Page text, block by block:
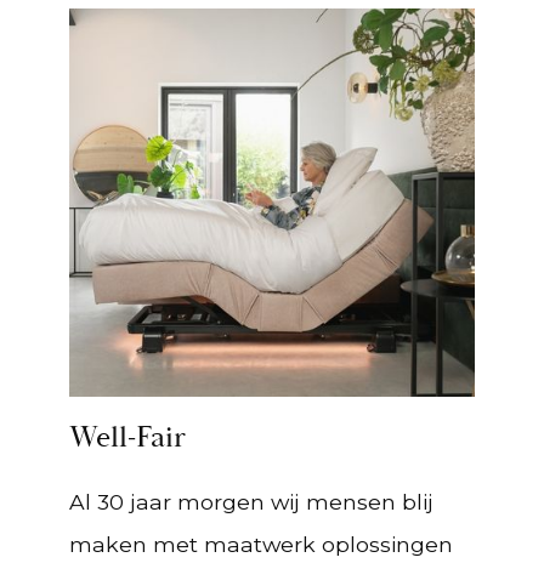
Well-Fair
Al 30 jaar morgen wij mensen blij
maken met maatwerk oplossingen